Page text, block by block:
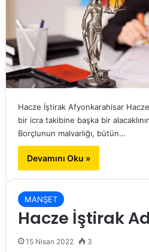
Hacze İştirak Afyonkarahisar
bir icra takibine başka bir
Borçlunun malvarlığı, bütün…
Devamını Oku »
MANŞET
Hacze İştirak
15 Nisan 2022 3